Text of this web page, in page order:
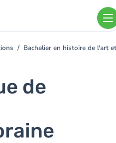
Bachelier en histoire de l'art
de